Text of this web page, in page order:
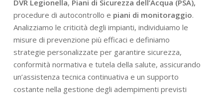
DVR Legionella, Piani di Sicurezza dell’Acqua (PSA),
procedure di autocontrollo e piani di monitoraggio.
Analizziamo le criticità degli impianti, individuiamo le
misure di prevenzione più efficaci e definiamo
strategie personalizzate per garantire sicurezza,
conformità normativa e tutela della salute, assicurando
un’assistenza tecnica continuativa e un supporto
costante nella gestione degli adempimenti previsti